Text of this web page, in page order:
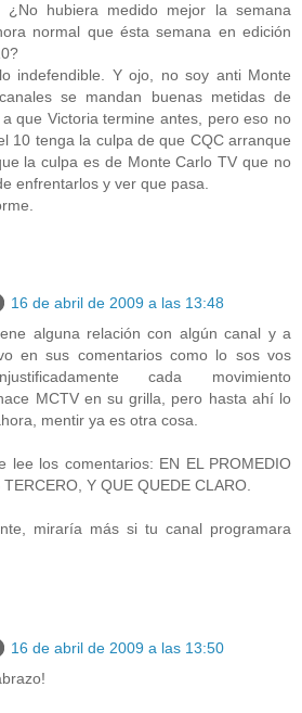
¿No hubiera medido mejor la semana
normal que ésta semana en edición
indefendible. Y ojo, no soy anti Monte
se mandan buenas metidas de
que Victoria termine antes, pero eso no
10 tenga la culpa de que CQC arranque
la culpa es de Monte Carlo TV que no
enfrentarlos y ver que pasa.
16 de abril de 2009 a las 13:48
alguna relación con algún canal y a
en sus comentarios como lo sos vos
cada movimiento
MCTV en su grilla, pero hasta ahí lo
mentir ya es otra cosa.
lee los comentarios: EN EL PROMEDIO
Y QUE QUEDE CLARO.
miraría más si tu canal programara
16 de abril de 2009 a las 13:50